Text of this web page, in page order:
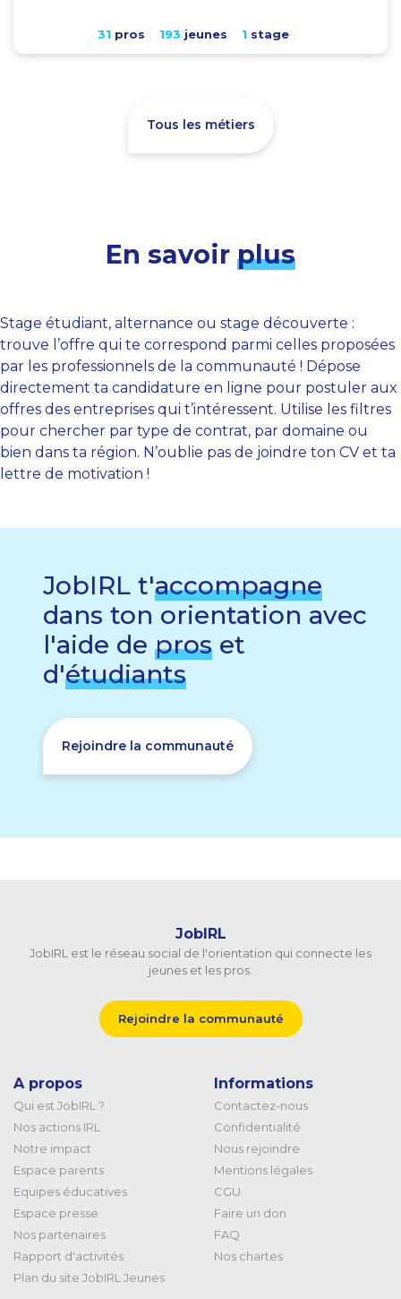
31 pros 193 jeunes 1 stage
Tous les métiers
En savoir plus
Stage étudiant, alternance ou stage découverte :
trouve l’offre qui te correspond parmi celles proposées
par les professionnels de la communauté ! Dépose
directement ta candidature en ligne pour postuler aux
offres des entreprises qui t’intéressent. Utilise les filtres
pour chercher par type de contrat, par domaine ou
bien dans ta région. N’oublie pas de joindre ton CV et ta
lettre de motivation !
JobIRL t'accompagne
dans ton orientation avec
l'aide de pros et
d'étudiants
Rejoindre la communauté
JobIRL
JobIRL est le réseau social de l'orientation qui connecte les
jeunes et les pros.
Rejoindre la communauté
A propos
Qui est JobIRL ?
Nos actions IRL
Notre impact
Espace parents
Equipes éducatives
Espace presse
Nos partenaires
Rapport d'activités
Plan du site JobIRL Jeunes
Informations
Contactez-nous
Confidentialité
Nous rejoindre
Mentions légales
CGU
Faire un don
FAQ
Nos chartes